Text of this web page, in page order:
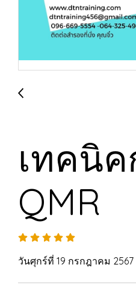
เทคนิค
QMR
วันศุกร์ที่ 19 กรกฎาคม 2567